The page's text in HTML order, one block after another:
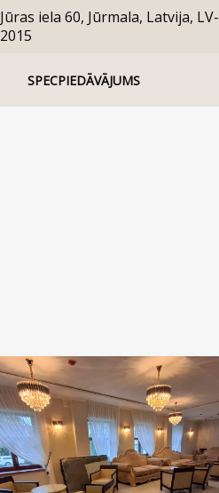
Jūras iela 60, Jūrmala, Latvija, LV-
2015
SPECPIEDĀVĀJUMS